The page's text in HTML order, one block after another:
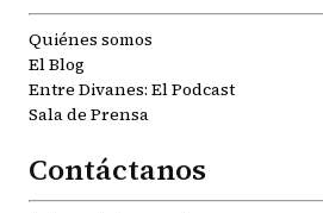
Quiénes somos
El Blog
Entre Divanes: El Podcast
Sala de Prensa
Contáctanos